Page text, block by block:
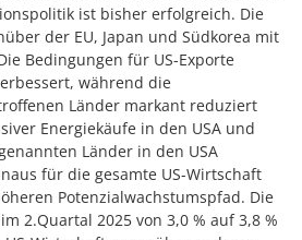
ist bisher erfolgreich. Die
der EU, Japan und Südkorea mit
Bedingungen für US-Exporte
während die
Länder markant reduziert
Energiekäufe in den USA und
Länder in den USA
für die gesamte US-Wirtschaft
Potenzialwachstumspfad. Die
2.Quartal 2025 von 3,0 % auf 3,8 %